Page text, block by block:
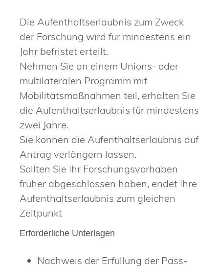
Die Aufenthaltserlaubnis zum Zweck
der Forschung wird für mindestens ein
Jahr befristet erteilt.
Nehmen Sie an einem Unions- oder
multilateralen Programm mit
Mobilitätsmaßnahmen teil, erhalten Sie
die Aufenthaltserlaubnis für mindestens
zwei Jahre.
Sie können die Aufenthaltserlaubnis auf
Antrag verlängern lassen.
Sollten Sie Ihr Forschungsvorhaben
früher abgeschlossen haben, endet Ihre
Aufenthaltserlaubnis zum gleichen
Zeitpunkt
Erforderliche Unterlagen
Nachweis der Erfüllung der Pass-